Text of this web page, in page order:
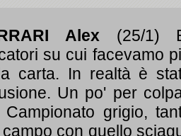
Alex(25/1)
su cui facevamo
carta. In realtà è
Un po' per
Campionato grigio,
con quello